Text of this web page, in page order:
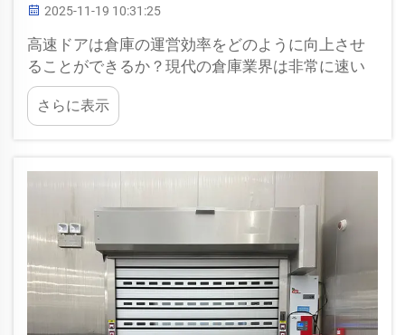
2025-11-19 10:31:25
高速ドアは倉庫の運営効率をどのように向上させ
ることができるか？現代の倉庫業界は非常に速い
ペースで進展しており、1秒1秒が重要です。高速
ドアはゲームチェンジャーとして登場し、倉庫の
運営方法を革新しています。Sepp...
さらに表示